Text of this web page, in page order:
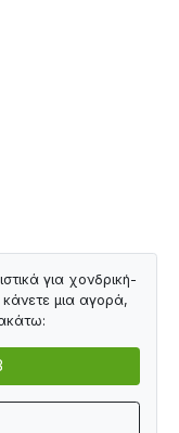
για χονδρική-
κάνετε μια αγορά,